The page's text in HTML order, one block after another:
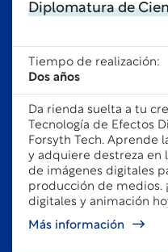
Diplomatura de
Tiempo de realización:
Dos años
Da rienda suelta a tu
Tecnología de Efectos
Forsyth Tech. Aprende
y adquiere destreza en
de imágenes digitales
producción de medios.
digitales y animación
Más información